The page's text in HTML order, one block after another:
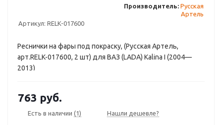
Артикул: RELK-017600
Производитель: Русская
Артель
Реснички на фары под покраску, (Русская Артель,
арт.RELK-017600, 2 шт) для ВАЗ (LADA) Kalina I (2004—
2013)
763 руб.
Есть в наличии (1) Нашли дешевле?